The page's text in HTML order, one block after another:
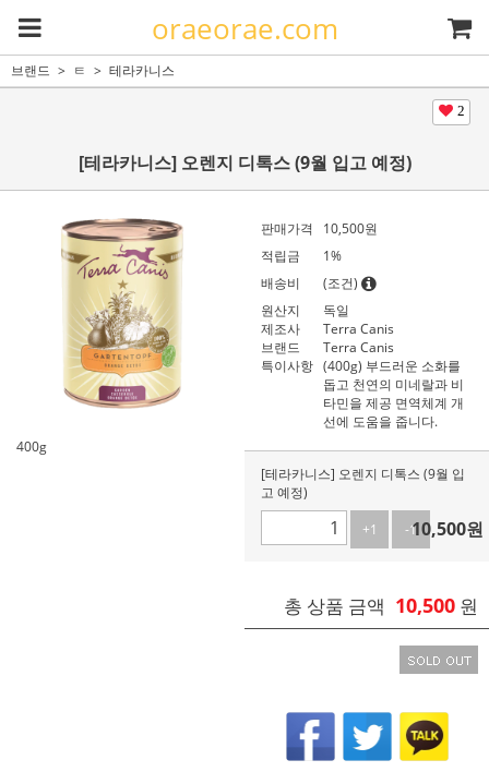
oraeorae.com
브랜드 ㅌ 테라카니스
2
[테라카니스] 오렌지 디톡스 (9월 입고 예정)
400g
판매가격 10,500원
적립금
1%
배송비
(조건)
원산지
독일
제조사
Terra Canis
브랜드
Terra Canis
특이사항 (400g) 부드러운 소화를
돕고 천연의 미네랄과 비
타민을 제공 면역체계 개
선에 도움을 줍니다.
[테라카니스] 오렌지 디톡스 (9월 입
고 예정)
+1
-110,500원
총 상품 금액 10,500 원